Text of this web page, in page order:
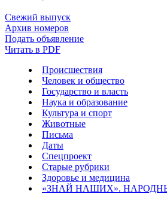
Свежий выпуск
Архив номеров
Подать объявление
Читать в PDF
Происшествия
Человек и общество
Государство и власть
Наука и образование
Культура и спорт
Животные
Письма
Даты
Спецпроект
Старые рубрики
Здоровье и медицина
«ЗНАЙ НАШИХ».